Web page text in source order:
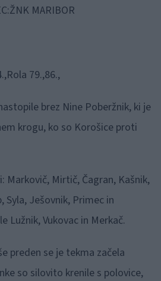
MARIBOR
79.,86.,
brez Nine Poberžnik, ki je
krogu, ko so Korošice proti
Markovič, Mirtič, Čagran, Kašnik,
Syla, Ješovnik, Primec in
Lužnik, Vukovac in Merkač.
preden se je tekma začela
so silovito krenile s polovice,